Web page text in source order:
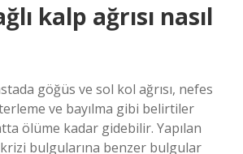
kalp ağrısı nasıl
göğüs ve sol kol ağrısı, nefes
terleme ve bayılma gibi belirtiler
ölüme kadar gidebilir. Yapılan
bulgularına benzer bulgular